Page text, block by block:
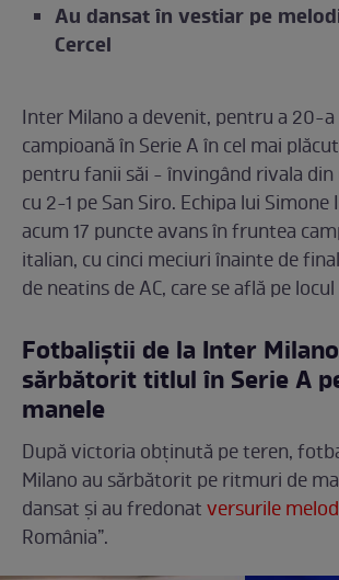
Au dansat în vestiar pe
Cercel
Inter Milano a devenit, pentru a 20-a
campioană în Serie A în cel mai
pentru fanii săi - învingând rivala din
cu 2-1 pe San Siro. Echipa lui Simone
acum 17 puncte avans în fruntea
italian, cu cinci meciuri înainte de
de neatins de AC, care se află pe
Fotbaliștii de la Inter
sărbătorit titlul în Serie A
manele
După victoria obținută pe teren,
Milano au sărbătorit pe ritmuri de
dansat și au fredonatversurile
România”.